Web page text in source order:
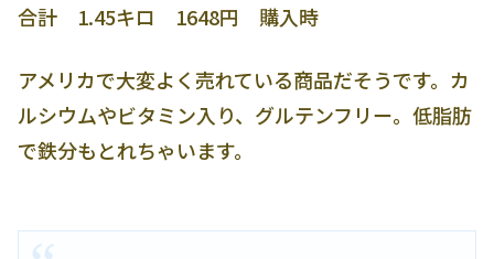
合計 1.45キロ 1648円 購入時
アメリカで大変よく売れている商品だそうです。カ
ルシウムやビタミン入り、グルテンフリー。低脂肪
で鉄分もとれちゃいます。